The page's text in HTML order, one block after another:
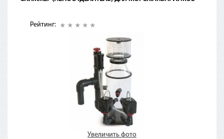
Рейтинг:
Увеличить фото